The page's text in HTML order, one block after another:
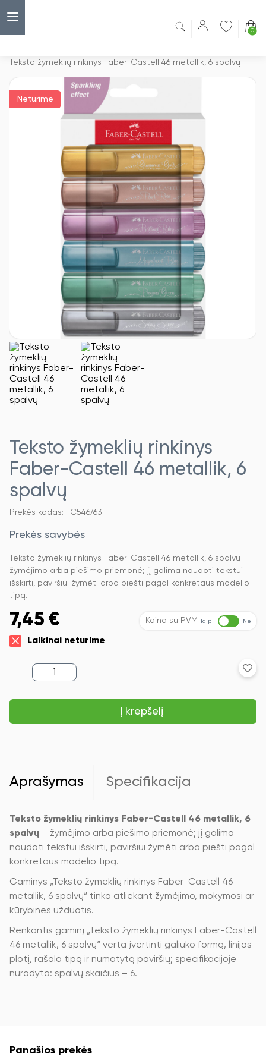
0
Teksto žymeklių rinkinys Faber-Castell 46 metallik, 6 spalvų
Neturime
Teksto žymeklių rinkinys
Faber-Castell 46 metallik, 6
spalvų
Prekės kodas: FC546763
Prekės savybės
Teksto žymeklių rinkinys Faber-Castell 46 metallik, 6 spalvų –
žymėjimo arba piešimo priemonė; jį galima naudoti tekstui
išskirti, paviršiui žymėti arba piešti pagal konkretaus modelio
tipą.
7,45 € Kaina su PVM Taip Ne
Laikinai neturime
produkto
kiekis:
žymeklių
Faber-
spalvų
Į krepšelį
Aprašymas Specifikacija
Teksto žymeklių rinkinys Faber-Castell 46 metallik, 6
spalvų – žymėjimo arba piešimo priemonė; jį galima
naudoti tekstui išskirti, paviršiui žymėti arba piešti pagal
konkretaus modelio tipą.
Gaminys „Teksto žymeklių rinkinys Faber-Castell 46
metallik, 6 spalvų“ tinka atliekant žymėjimo, mokymosi ar
kūrybines užduotis.
Renkantis gaminį „Teksto žymeklių rinkinys Faber-Castell
46 metallik, 6 spalvų“ verta įvertinti galiuko formą, linijos
plotį, rašalo tipą ir numatytą paviršių; specifikacijoje
nurodyta: spalvų skaičius – 6.
Panašios prekės